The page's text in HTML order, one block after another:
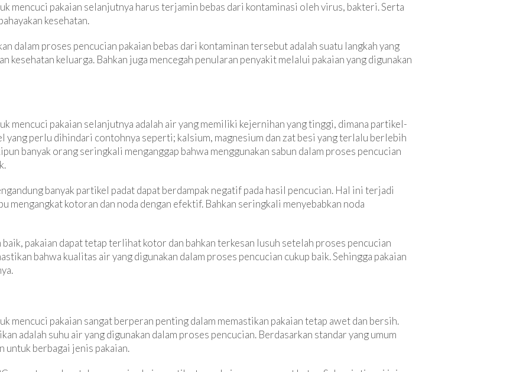
mencuci pakaian selanjutnya harus terjamin bebas dari kontaminasi oleh virus, bakteri. Serta
kesehatan.
dalam proses pencucian pakaian bebas dari kontaminan tersebut adalah suatu langkah yang
kesehatan keluarga. Bahkan juga mencegah penularan penyakit melalui pakaian yang digunakan
mencuci pakaian selanjutnya adalah air yang memiliki kejernihan yang tinggi, dimana partikel-
yang perlu dihindari contohnya seperti; kalsium, magnesium dan zat besi yang terlalu berlebih
banyak orang seringkali menganggap bahwa menggunakan sabun dalam proses pencucian
banyak partikel padat dapat berdampak negatif pada hasil pencucian. Hal ini terjadi
mengangkat kotoran dan noda dengan efektif. Bahkan seringkali menyebabkan noda
pakaian dapat tetap terlihat kotor dan bahkan terkesan lusuh setelah proses pencucian
bahwa kualitas air yang digunakan dalam proses pencucian cukup baik. Sehingga pakaian
mencuci pakaian sangat berperan penting dalam memastikan pakaian tetap awet dan bersih.
adalah suhu air yang digunakan dalam proses pencucian. Berdasarkan standar yang umum
untuk berbagai jenis pakaian.